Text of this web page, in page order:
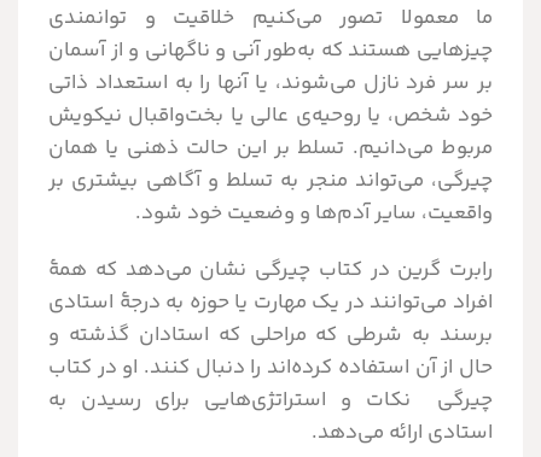
ما معمولا تصور می‌کنیم خلاقیت و توانمندی
چیزهایی هستند که به‌طور آنی و ناگهانی و از آسمان
بر سر فرد نازل می‌شوند، یا آنها را به استعداد ذاتی
خود شخص، یا روحیه‌ی عالی یا بخت‌واقبال نیکویش
مربوط می‌دانیم. تسلط بر این حالت ذهنی یا همان
چیرگی، می‌تواند منجر به تسلط و آگاهی بیشتری بر
واقعیت، سایر آدم‌ها و وضعیت خود شود.
رابرت گرین در کتاب چیرگی نشان می‌دهد که همۀ
افراد می‌توانند در یک مهارت یا حوزه به درجۀ استادی
برسند به شرطی که مراحلی که استادان گذشته و
حال از آن استفاده کرده‌اند را دنبال کنند. او در کتاب
چیرگی نکات و استراتژی‌هایی برای رسیدن به
استادی ارائه می‌دهد.